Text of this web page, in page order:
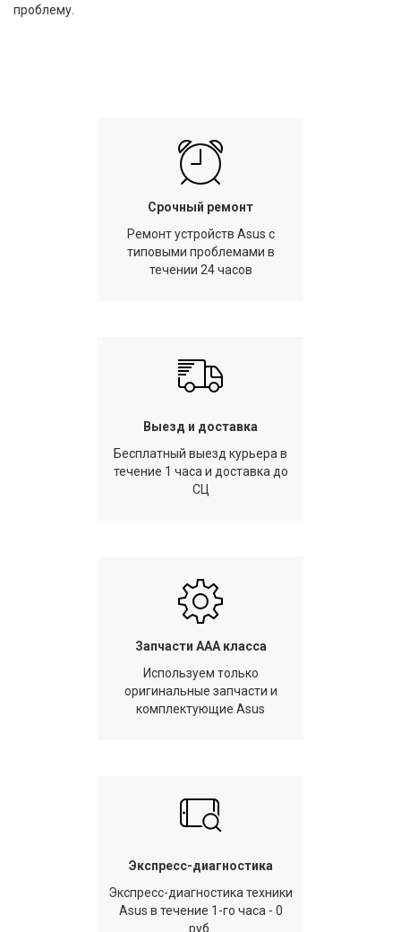
проблему.
Срочный ремонт
Ремонт устройств Asus с
типовыми проблемами в
течении 24 часов
Выезд и доставка
Бесплатный выезд курьера в
течение 1 часа и доставка до
СЦ
Запчасти AAA класса
Используем только
оригинальные запчасти и
комплектующие Asus
Экспресс-диагностика
Экспресс-диагностика техники
Asus в течение 1-го часа - 0
руб.